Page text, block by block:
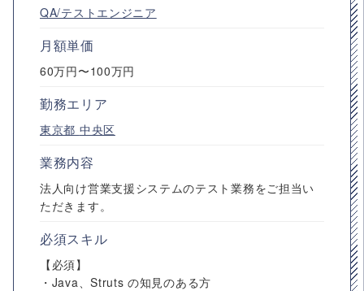
QA/テストエンジニア
月額単価
60万円〜100万円
勤務エリア
東京都 中央区
業務内容
法人向け営業支援システムのテスト業務をご担当い
ただきます。
必須スキル
【必須】
・Java、Struts の知見のある方